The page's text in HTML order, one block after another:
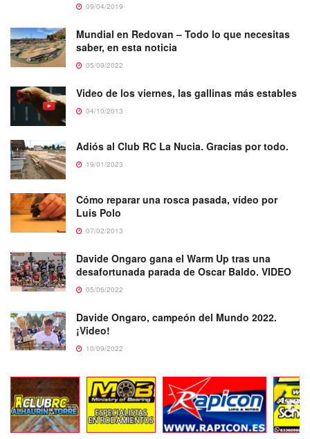
09/04/2019
Mundial en Redovan – Todo lo que necesitas
saber, en esta noticia
05/09/2022
Video de los viernes, las gallinas más estables
04/10/2013
Adiós al Club RC La Nucia. Gracias por todo.
19/01/2023
Cómo reparar una rosca pasada, vídeo por
Luis Polo
07/02/2013
Davide Ongaro gana el Warm Up tras una
desafortunada parada de Oscar Baldo. VIDEO
05/06/2022
Davide Ongaro, campeón del Mundo 2022.
¡Video!
10/09/2022